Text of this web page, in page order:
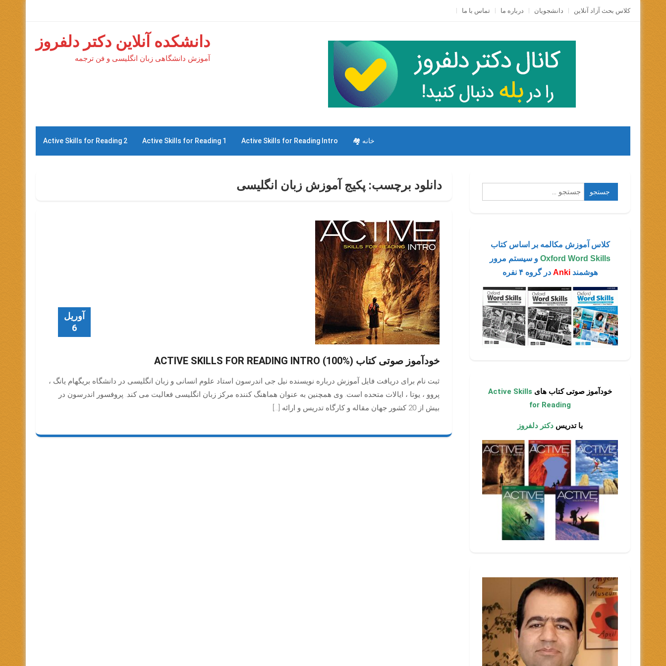
Skip
کلاس بحث آزاد آنلاين دانشجویان درباره ما تماس با ما
دانشکده آنلاین دکتر دلفروز
آموزش دانشگاهی زبان انگلیسی و فن ترجمه
خانه 🏘 Active Skills for Reading Intro
Active Skills for Reading 1
Active Skills for Reading 2
دانلود برچسب: پکیج آموزش زبان انگلیسی
آوریل
6
خودآموز صوتی کتاب (ACTIVE SKILLS FOR READING INTRO (100%
ثبت نام برای دریافت فایل آموزش درباره نویسنده نیل جی اندرسون استاد علوم انسانی و زبان انگلیسی در دانشگاه بریگهام یانگ ،
پروو ، یوتا ، ایالات متحده است. وی همچنین به عنوان هماهنگ کننده مرکز زبان انگلیسی فعالیت می کند. پروفسور اندرسون در
بیش از 20 کشور جهان مقاله و کارگاه تدریس و ارائه […]
جستجو
برای:
کلاس آموزش مکالمه بر اساس کتاب
Oxford Word Skills و سیستم مرور
هوشمند Anki در گروه ۴ نفره
خودآموز صوتی کتاب های Active Skills
for Reading
با تدریس دکتر دلفروز